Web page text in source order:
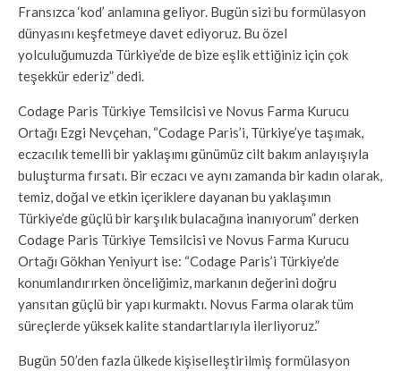
Fransızca ‘kod’ anlamına geliyor. Bugün sizi bu formülasyon
dünyasını keşfetmeye davet ediyoruz. Bu özel
yolculuğumuzda Türkiye’de de bize eşlik ettiğiniz için çok
teşekkür ederiz” dedi.
Codage Paris Türkiye Temsilcisi ve Novus Farma Kurucu
Ortağı Ezgi Nevçehan, “Codage Paris’i, Türkiye’ye taşımak,
eczacılık temelli bir yaklaşımı günümüz cilt bakım anlayışıyla
buluşturma fırsatı. Bir eczacı ve aynı zamanda bir kadın olarak,
temiz, doğal ve etkin içeriklere dayanan bu yaklaşımın
Türkiye’de güçlü bir karşılık bulacağına inanıyorum” derken
Codage Paris Türkiye Temsilcisi ve Novus Farma Kurucu
Ortağı Gökhan Yeniyurt ise: “Codage Paris’i Türkiye’de
konumlandırırken önceliğimiz, markanın değerini doğru
yansıtan güçlü bir yapı kurmaktı. Novus Farma olarak tüm
süreçlerde yüksek kalite standartlarıyla ilerliyoruz.”
Bugün 50’den fazla ülkede kişiselleştirilmiş formülasyon